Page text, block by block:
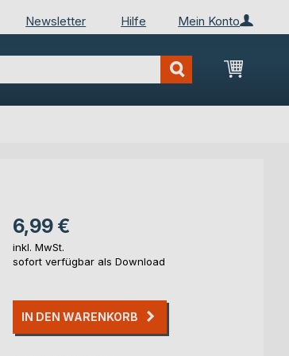
Mein Konto
Newsletter Hilfe
Mein
6,99 €
inkl. MwSt.
sofort verfügbar als Download
IN DEN WARENKORB